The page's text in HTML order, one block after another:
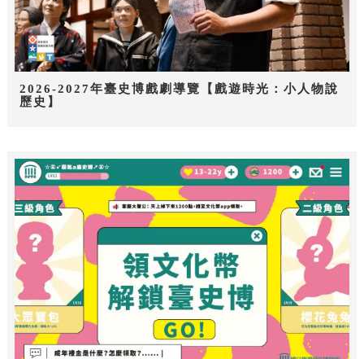
2026-2027年臺史博戲劇導覽【戲遊時光：小人物說
歷史】